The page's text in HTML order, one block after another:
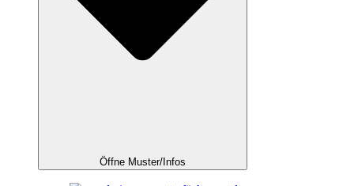
Öffne Muster/Infos